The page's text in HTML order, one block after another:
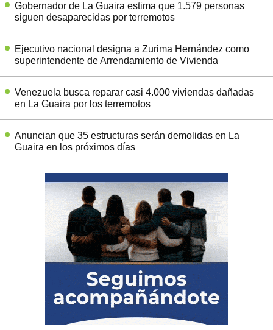
Gobernador de La Guaira estima que 1.579 personas
siguen desaparecidas por terremotos
Ejecutivo nacional designa a Zurima Hernández como
superintendente de Arrendamiento de Vivienda
Venezuela busca reparar casi 4.000 viviendas dañadas
en La Guaira por los terremotos
Anuncian que 35 estructuras serán demolidas en La
Guaira en los próximos días